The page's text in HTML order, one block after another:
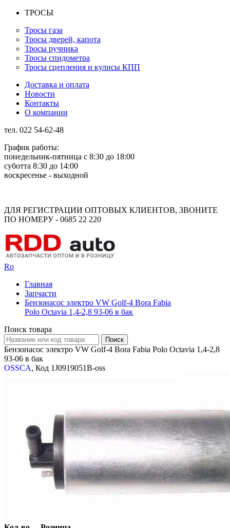
ТРОСЫ
Тросы газа
Тросы дверей, капота
Тросы ручника
Тросы спидометра
Тросы сцепления и кулисы КПП
Доставка и оплата
Новости
Контакты
О компании
тел. 022 54-62-48
График работы:
понедельник-пятница с 8:30 до 18:00
суботта 8:30 до 14:00
воскресенье - выходной
ДЛЯ РЕГИСТРАЦИИ ОПТОВЫХ КЛИЕНТОВ, ЗВОНИТЕ
ПО НОМЕРУ - 0685 22 220
Ro
Главная
Запчасти
Бензонасос электро VW Golf-4 Bora Fabia
Polo Octavia 1,4-2,8 93-06 в бак
Поиск товара
Бензонасос электро VW Golf-4 Bora Fabia Polo Octavia 1,4-2,8
93-06 в бак
OSSCA, Код 1J0919051B-oss